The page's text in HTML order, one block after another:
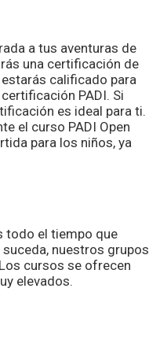
a tus aventuras de
una certificación de
calificado para
PADI. Si
es ideal para ti.
el curso PADI Open
para los niños, ya
todo el tiempo que
nuestros grupos
cursos se ofrecen
elevados.